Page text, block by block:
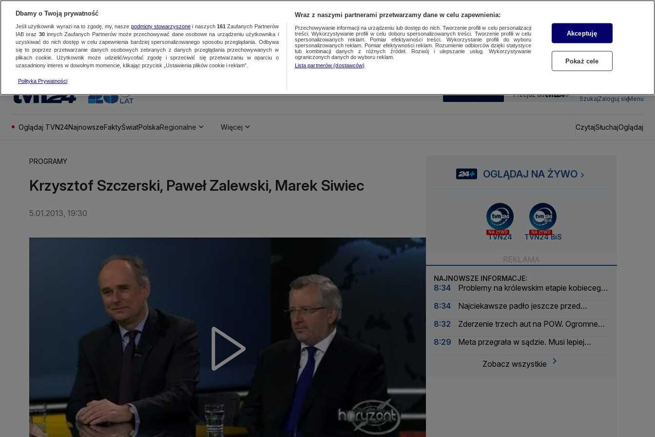
SUBSKRYBUJ Przejdź do
SzukajZaloguj sięMenu
Oglądaj TVN24NajnowszeFaktyŚwiatPolskaRegionalne Więcej CzytajSłuchajOglądaj
PROGRAMY
Krzysztof Szczerski, Paweł Zalewski, Marek Siwiec
5.01.2013, 19:30
OGLĄDAJ NA ŻYWO
NA ŻYWO
TVN24
NA ŻYWO
TVN24 BiS
NAJNOWSZE INFORMACJE:
8:34
Problemy na królewskim etapie kobiecego
8:34
Najciekawsze padło jeszcze przed
8:32
Zderzenie trzech aut na POW. Ogromne
8:29
Meta przegrała w sądzie. Musi lepiej
Zobacz wszystkie
Dbamy o Twoją prywatność
Jeśli użytkownik wyrazi na to zgodę, my, nasze podmioty stowarzyszonei naszych 161 Zaufanych Partnerów
IAB oraz 30innych Zaufanych Partnerów może przechowywać dane osobowe na urządzeniu użytkownika i
uzyskiwać do nich dostęp w celu zapewnienia bardziej spersonalizowanego sposobu przeglądania. Odbywa
się to poprzez przetwarzanie danych osobowych zebranych z danych przeglądania przechowywanych w
plikach cookie. Użytkownik może udzielić/wycofać zgodę i sprzeciwić się przetwarzaniu w oparciu o
uzasadniony interes w dowolnym momencie, klikając przycisk „Ustawienia plików cookie i reklam”.
Polityka Prywatności
Wraz z naszymi partnerami przetwarzamy dane w celu zapewnienia:
Przechowywanie informacji na urządzeniu lub dostęp do nich. Tworzenie profili w celu personalizacji
treści. Wykorzystywanie profili w celu doboru spersonalizowanych treści. Tworzenie profili w celu
spersonalizowanych reklam. Pomiar efektywności treści. Wykorzystanie profili do wyboru
spersonalizowanych reklam. Pomiar efektywności reklam. Rozumienie odbiorców dzięki statystyce
lub kombinacji danych z różnych źródeł. Rozwój i ulepszanie usług. Wykorzystywanie
ograniczonych danych do wyboru reklam.
Lista partnerów (dostawców)
Akceptuję
Pokaż cele